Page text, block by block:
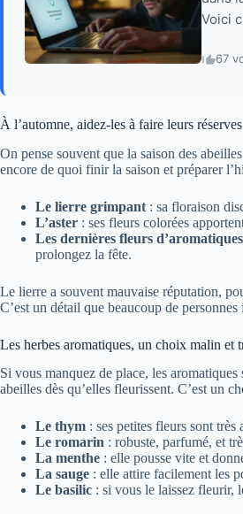
Voici
67
À l’automne, aidez-les à faire leurs réserves
On pense souvent que la saison des
encore de quoi finir la saison et préparer
Le lierre grimpant : sa floraison
L’aster : ses fleurs colorées
Les dernières fleurs d’aromatiques
prolongez la fête.
Le lierre a souvent mauvaise réputation,
C’est un détail que beaucoup de
Les herbes aromatiques, un choix malin et
Si vous manquez de place, les
abeilles dès qu’elles fleurissent. C’est un
Le thym : ses petites fleurs sont très
Le romarin : robuste, parfumé, et
La menthe : elle pousse vite et
La sauge : elle attire facilement les
Le basilic : si vous le laissez fleurir,